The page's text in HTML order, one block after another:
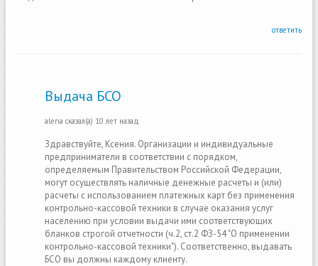
ответить
Выдача БСО
alena сказал(а) 10 лет назад
Здравствуйте, Ксения. Организации и индивидуальные
предприниматели в соответствии с порядком,
определяемым Правительством Российской Федерации,
могут осуществлять наличные денежные расчеты и (или)
расчеты с использованием платежных карт без применения
контрольно-кассовой техники в случае оказания услуг
населению при условии выдачи ими соответствующих
бланков строгой отчетности (ч.2, ст.2 ФЗ-54 "О применении
контрольно-кассовой техники"). Соответственно, выдавать
БСО вы должны каждому клиенту.